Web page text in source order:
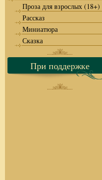
Проза для взрослых (18+)
Рассказ
Миниатюра
Сказка
При поддержке